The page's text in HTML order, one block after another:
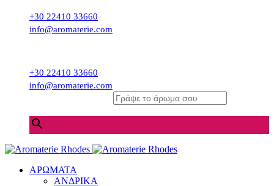
+30 22410 33660
info@aromaterie.com
+30 22410 33660
info@aromaterie.com
ΑΡΩΜΑΤΑ
ΑΝΔΡΙΚΑ